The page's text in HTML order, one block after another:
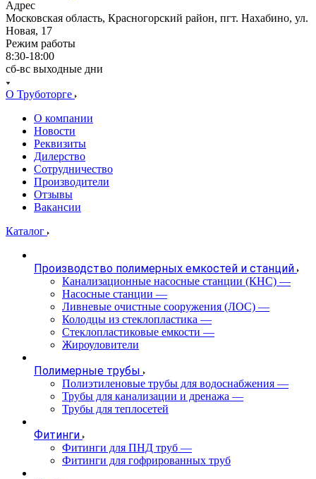
Адрес
Московская область, Красногорский район, пгт. Нахабино, ул.
Новая, 17
Режим работы
8:30-18:00
сб-вс выходные дни
О Труботорге
О компании
Новости
Реквизиты
Дилерство
Сотрудничество
Производители
Отзывы
Вакансии
Каталог
Производство полимерных емкостей и станций
Канализационные насосные станции (КНС) —
Насосные станции —
Ливневые очистные сооружения (ЛОС) —
Колодцы из стеклопластика —
Стеклопластиковые емкости —
Жироуловители
Полимерные трубы
Полиэтиленовые трубы для водоснабжения —
Трубы для канализации и дренажа —
Трубы для теплосетей
Фитинги
Фитинги для ПНД труб —
Фитинги для гофрированных труб